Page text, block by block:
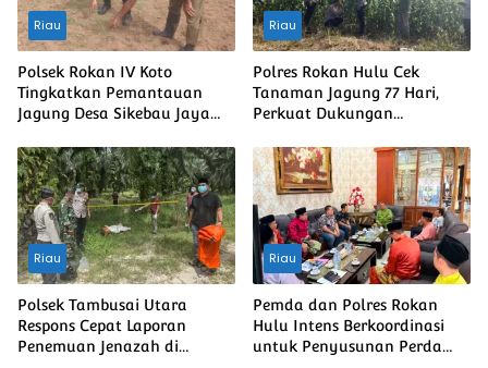
Riau
Polsek Rokan IV Koto
Tingkatkan Pemantauan
Jagung Desa Sikebau Jaya
Ketahanan Pangan
Nasional
Riau
Polres Rokan Hulu Cek
Tanaman Jagung 77 Hari,
Perkuat Dukungan
Riau
Polsek Tambusai Utara
Respons Cepat Laporan
Penemuan Jenazah di
Riau
Pemda dan Polres Rokan
Hulu Intens Berkoordinasi
untuk Penyusunan Perda